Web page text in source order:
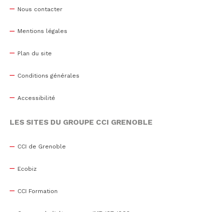
Nous contacter
Mentions légales
Plan du site
Conditions générales
Accessibilité
LES SITES DU GROUPE CCI GRENOBLE
CCI de Grenoble
Ecobiz
CCI Formation